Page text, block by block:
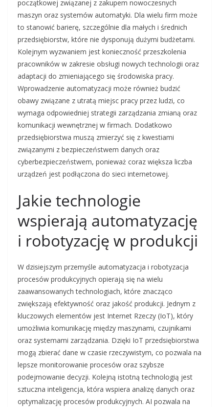
początkowej związanej z zakupem nowoczesnych
maszyn oraz systemów automatyki. Dla wielu firm może
to stanowić barierę, szczególnie dla małych i średnich
przedsiębiorstw, które nie dysponują dużymi budżetami.
Kolejnym wyzwaniem jest konieczność przeszkolenia
pracowników w zakresie obsługi nowych technologii oraz
adaptacji do zmieniającego się środowiska pracy.
Wprowadzenie automatyzacji może również budzić
obawy związane z utratą miejsc pracy przez ludzi, co
wymaga odpowiedniej strategii zarządzania zmianą oraz
komunikacji wewnętrznej w firmach. Dodatkowo
przedsiębiorstwa muszą zmierzyć się z kwestiami
związanymi z bezpieczeństwem danych oraz
cyberbezpieczeństwem, ponieważ coraz większa liczba
urządzeń jest podłączona do sieci internetowej.
Jakie technologie
wspierają automatyzację
i robotyzację w produkcji
W dzisiejszym przemyśle automatyzacja i robotyzacja
procesów produkcyjnych opierają się na wielu
zaawansowanych technologiach, które znacząco
zwiększają efektywność oraz jakość produkcji. Jednym z
kluczowych elementów jest Internet Rzeczy (IoT), który
umożliwia komunikację między maszynami, czujnikami
oraz systemami zarządzania. Dzięki IoT przedsiębiorstwa
mogą zbierać dane w czasie rzeczywistym, co pozwala na
lepsze monitorowanie procesów oraz szybsze
podejmowanie decyzji. Kolejną istotną technologią jest
sztuczna inteligencja, która wspiera analizę danych oraz
optymalizację procesów produkcyjnych. AI pozwala na